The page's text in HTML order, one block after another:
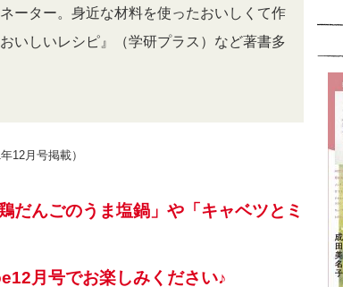
ーター。身近な材料を使ったおいしくて作
いしいレシピ』（学研プラス）など著書多
12月号掲載）
んごのうま塩鍋」や「キャベツとミ
月号でお楽しみください♪